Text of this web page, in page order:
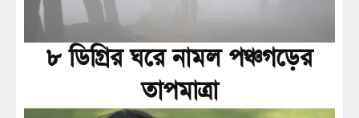
৮ ডিগ্রির ঘরে নামল পঞ্চগড়ের
তাপমাত্রা